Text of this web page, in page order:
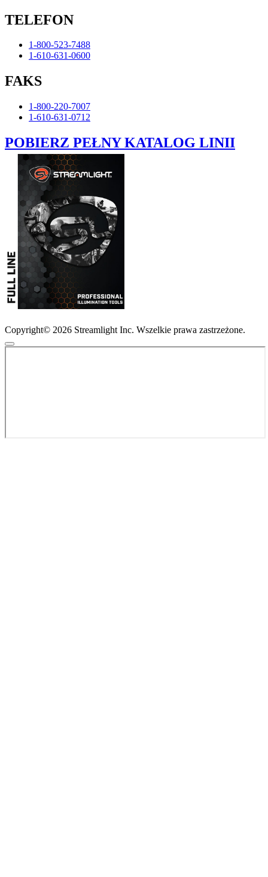
TELEFON
1-800-523-7488
1-610-631-0600
FAKS
1-800-220-7007
1-610-631-0712
POBIERZ PEŁNY KATALOG LINII
Copyright© 2026 Streamlight Inc. Wszelkie prawa zastrzeżone.